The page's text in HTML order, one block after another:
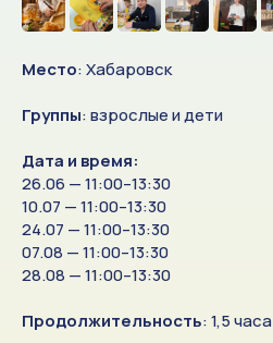
Место: Хабаровск
Группы: взрослые и дети
Дата и время:
26.06 — 11:00–13:30
10.07 — 11:00–13:30
24.07 — 11:00–13:30
07.08 — 11:00–13:30
28.08 — 11:00–13:30
Продолжительность: 1,5 часа